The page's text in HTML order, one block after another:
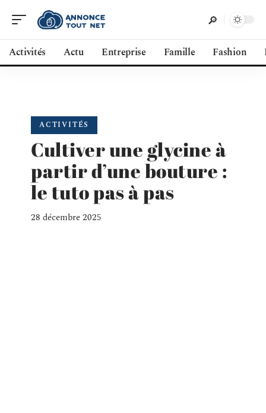
Activités Actu Entreprise Famille Fashion
ACTIVITÉS
Cultiver une glycine à
partir d’une bouture :
le tuto pas à pas
28 décembre 2025